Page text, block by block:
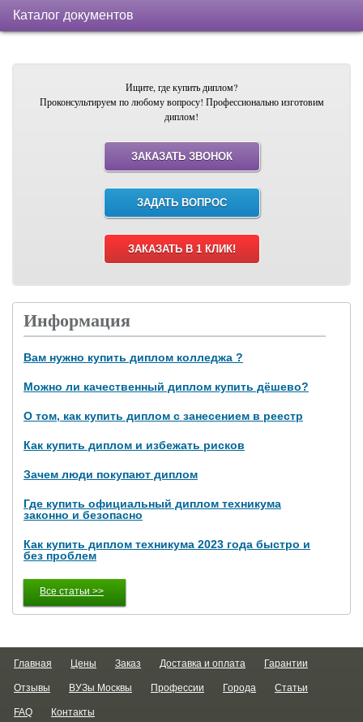
Каталог документов
Ищите, где купить диплом?
Проконсультируем по любому вопросу! Профессионально изготовим
диплом!
ЗАКАЗАТЬ ЗВОНОК
ЗАДАТЬ ВОПРОС
ЗАКАЗАТЬ В 1 КЛИК!
Информация
Вам нужно купить диплом колледжа ?
Можно ли качественный диплом купить дёшево?
О том, как купить диплом с занесением в реестр
Как купить диплом и избежать рисков
Зачем люди покупают диплом
Где купить официальный диплом техникума
законно и безопасно
Как купить диплом техникума 2023 года быстро и
без проблем
Все статьи >>
Главная Цены Заказ Доставка и оплата Гарантии
Отзывы ВУЗы Москвы Профессии Города Статьи
FAQ Контакты